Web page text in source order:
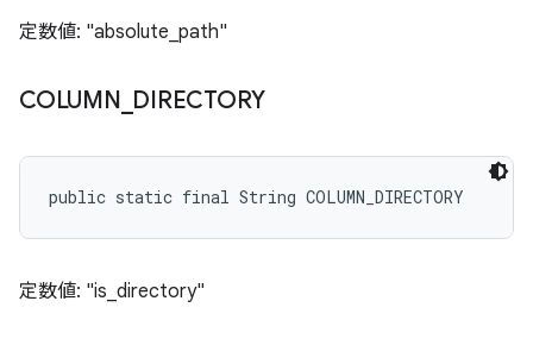
定数値: "absolute_path"
COLUMN DIRECTORY
public static final String COLUMN_DIRECTORY
定数値: "is_directory"